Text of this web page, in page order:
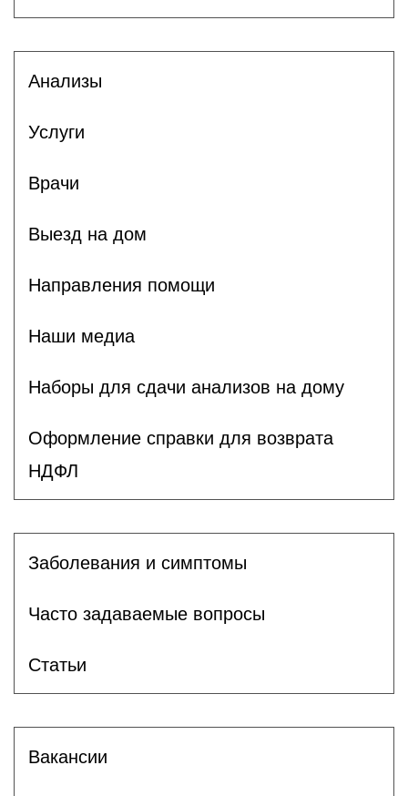
Анализы
Услуги
Врачи
Выезд на дом
Направления помощи
Наши медиа
Наборы для сдачи анализов на дому
Оформление справки для возврата
НДФЛ
Заболевания и симптомы
Часто задаваемые вопросы
Статьи
Вакансии